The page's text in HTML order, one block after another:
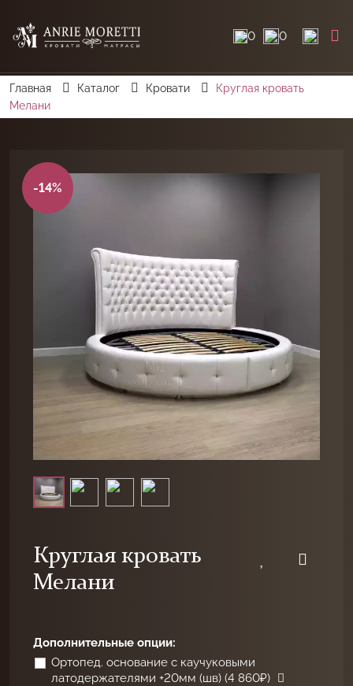
0 0
Главная Каталог Кровати
Круглая кровать
Мелани
-14%
Круглая кровать
Мелани
Дополнительные опции:
Ортопед. основание с каучуковыми
латодержателями +20мм (шв) (4 860₽)